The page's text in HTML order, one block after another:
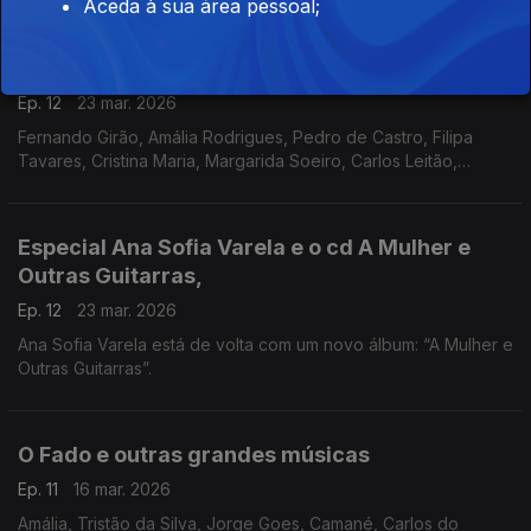
fadista alentejano que, mais um vez, conquistou o público pelo
Ep. 12
23 mar. 2026
Fernando Girão, Amália Rodrigues, Pedro de Castro, Filipa
Tavares, Cristina Maria, Margarida Soeiro, Carlos Leitão,
Especial Ana Sofia Varela e o cd A Mulher e
Outras Guitarras,
Ep. 12
23 mar. 2026
Ana Sofia Varela está de volta com um novo álbum: “A Mulher e
Outras Guitarras”.
O Fado e outras grandes músicas
Ep. 11
16 mar. 2026
Amália, Tristão da Silva, Jorge Goes, Camané, Carlos do
Aceda à sua área pessoal;